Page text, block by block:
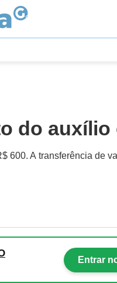
do
600. A transferência de
Entrar